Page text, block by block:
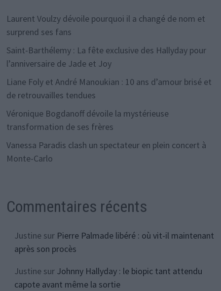
Laurent Voulzy dévoile pourquoi il a changé de nom et
surprend ses fans
Saint-Barthélemy : La fête exclusive des Hallyday pour
l’anniversaire de Jade et Joy
Liane Foly et André Manoukian : 10 ans d’amour brisé et
de retrouvailles tendues
Véronique Bogdanoff dévoile la mystérieuse
transformation de ses frères
Vanessa Paradis clash un spectateur en plein concert à
Monte-Carlo
Commentaires récents
Justinesur Pierre Palmade libéré : où vit-il maintenant
après son procès
Justinesur Johnny Hallyday : le biopic tant attendu
capote avant même la sortie